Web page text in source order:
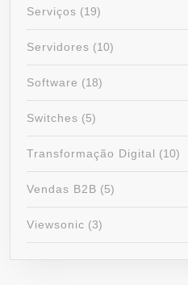
Serviços (19)
Servidores (10)
Software (18)
Switches (5)
Transformação Digital (10)
Vendas B2B (5)
Viewsonic (3)